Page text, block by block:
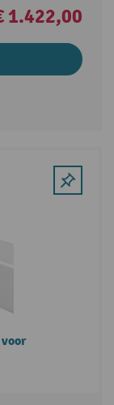
1.422,00